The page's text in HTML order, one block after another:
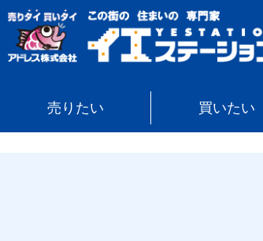
売りたい 買いたい
イエステーション » 不動産売却コラム